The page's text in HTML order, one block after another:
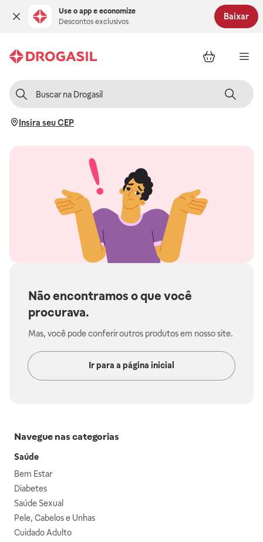
Use o app e economize
Descontos exclusivos
Baixar
Insira seu CEP
Não encontramos o que você
procurava.
Mas, você pode conferir outros produtos em nosso site.
Ir para a página inicial
Navegue nas categorias
Saúde
Bem Estar
Diabetes
Saúde Sexual
Pele, Cabelos e Unhas
Cuidado Adulto